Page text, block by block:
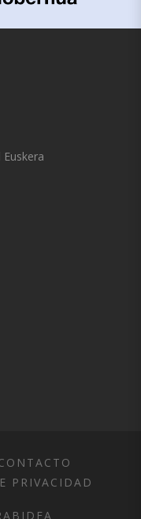
PRIVACIDAD